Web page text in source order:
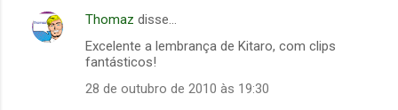
r
Thomaz disse…
Excelente a lembrança de Kitaro, com clips
fantásticos!
28 de outubro de 2010 às 19:30